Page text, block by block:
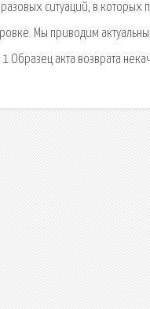
ситуаций, в которых
Мы приводим
Образец акта возврата